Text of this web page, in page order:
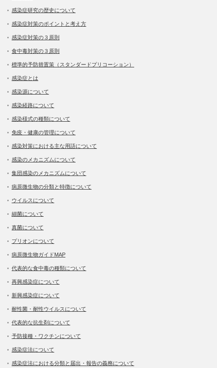
感染症研究の歴史について
感染症対策のポイントと考え方
感染症対策の３原則
食中毒対策の３原則
標準的予防措置策（スタンダードプリコーション）
感染症とは
感染源について
感染経路について
感染様式の種類について
免疫・健康の管理について
感染対策における主な用語について
感染のメカニズムについて
集団感染のメカニズムについて
病原微生物の分類と特徴について
ウイルスについて
細菌について
真菌について
プリオンについて
病原微生物ガイドMAP
代表的な食中毒の種類について
再興感染症について
新興感染症について
耐性菌・耐性ウイルスについて
代表的な抗生剤について
予防接種・ワクチンについて
感染症法について
感染症法における分類と届出・報告の義務について